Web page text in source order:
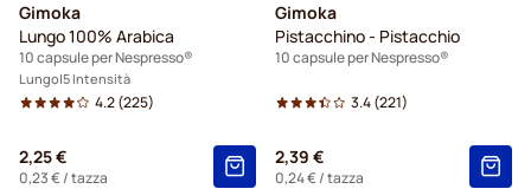
Gimoka
Lungo 100% Arabica
10 capsule per Nespresso®
Lungo 5 Intensità
4.2(225)
2,25 €
0,23 €/ tazza
Gimoka
Pistacchino - Pistacchio
10 capsule per Nespresso®
3.4(221)
2,39 €
0,24 €/ tazza